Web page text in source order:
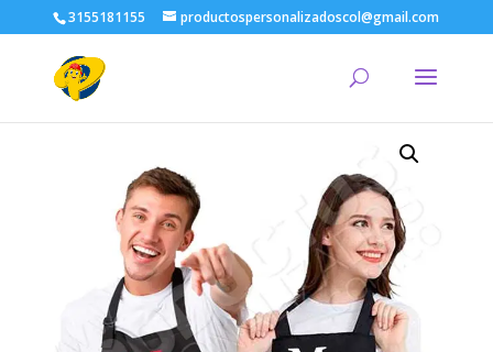
3155181155 productospersonalizadoscol@gmail.com